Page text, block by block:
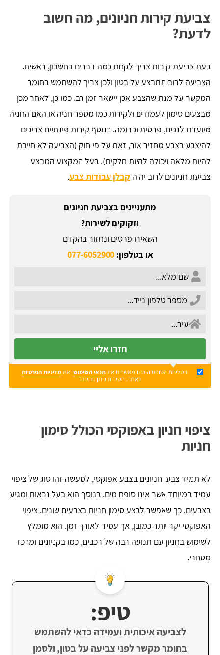
צביעת קירות חניונים, מה חשוב
לדעת?
בעת צביעת קירות צריך לקחת כמה דברים בחשבון, ראשית.
הצביעה לרוב תתבצע על בטון ולכן צריך להשתמש בחומר
המקשר על מנת שהצבע אכן יישאר זמן רב. כמו כן, לאחר מכן
מבצעים סימון לעמודים ולקירות כמו מספר חניה או האם החניה
מיועדת לנכים, פרטית וכדומה. בנוסף קירות פינתיים צריכים
להיצבע בצבע מחזיר אור, זאת על פי חוק (הצביעה לא חייבת
להיות מלאה ויכולה להיות חלקית). בעל המקצוע המבצע
צביעת חניונים לרוב יהיה קבלן עבודות צבע.
מתעניינים בצביעת חניונים
וזקוקים לשירות?
השאירו פרטים ונחזור בהקדם
או בטלפון:077-6052900
חזרו אליי
בשליחת הטופס הינכם מאשרים אתתנאי השימוש ואתמדיניות הפרטיות
באתר. השירות ניתן בחינם!
ציפוי חניון באפוקסי הכולל סימון
חניות
לא תמיד צבעו חניונים בצבע אפוקסי, למעשה זהו סוג של ציפוי
עמיד במיוחד אשר אינו סופח מים. בנוסף הוא בעל נראות ומגיע
בצבעים. כך שאפשר לבצע סימון חניות בצבעים שונים. ציפוי
האפוקסי יקר יותר כמובן, אך עמיד לאורך זמן. הוא מומלץ
לשימוש בחניון עם תנועה רבה של רכבים, כמו בקניונים ומרכז
מסחרי.
טיפ:
לצביעה איכותית ועמידה כדאי להשתמש
בחומר מקשר לפני צביעה על בטון, ולסמן